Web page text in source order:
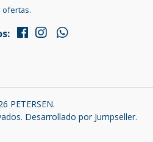
ofertas.
PETERSEN.
Desarrollado por Jumpseller.